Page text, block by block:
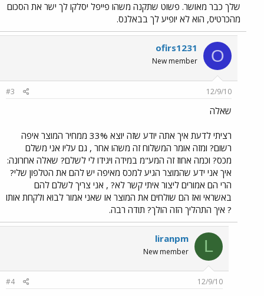
שלך כבר מאושר. פשוט שתקנה משהו פייפל יסלקו לך ישר את הסכום
מהכרטיס, הוא לא יופיע לך בבאלנס.
O
ofirs1231
New member
12/9/10
#3
שאלה
רציתי לדעת איך אתה יודע שזה יוצא 33% ממחיר המוצר איפה
רשום? ומזה אומר המשלוח זה משהו אחר , גם עליו אני משלם
מכס? וכמה אחוז זה המע"מ במידה ויגידו לי לשלם? שאלה אחרונה:
איך אני ידע שהמוצר הגיע למכס מאיפה יש להם את הטלפון שלי?
הרי הם אמורים ליצור איתי קשר לא? , אני צריך לשלם להם
באשראי ואז הם שולחים את המוצר או שאני אמור לבוא ולקחת אותו
? איך התהליך הזה הולך? תודה רבה.
L
liranpm
New member
12/9/10
#4